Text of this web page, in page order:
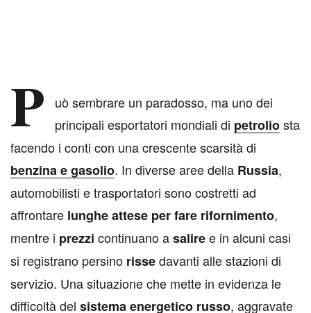
P
uò sembrare un paradosso, ma uno dei
principali esportatori mondiali di petroliosta
facendo i conti con una crescente scarsità di
benzinaegasolio. In diverse aree della Russia,
automobilisti e trasportatori sono costretti ad
affrontare lunghe attese per fare rifornimento,
mentre i prezzi continuano asaliree in alcuni casi
si registrano persino rissedavanti alle stazioni di
servizio. Una situazione che mette in evidenza le
difficoltà del sistema energetico russo, aggravate